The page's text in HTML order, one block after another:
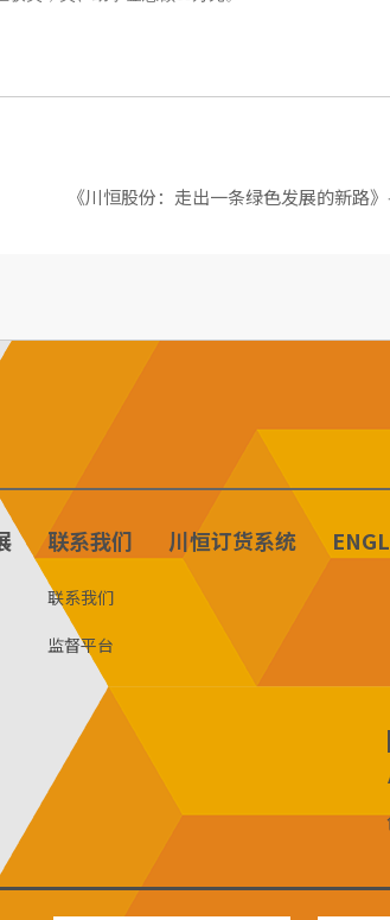
《川恒股份：走出一条绿色发展的新路
联系我们
联系我们
监督平台
川恒订货系统